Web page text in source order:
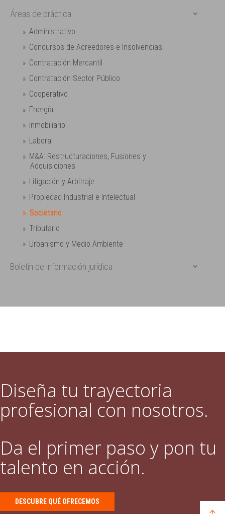
Áreas de práctica
Administrativo
Concursos de Acreedores e Insolvencias
Contratación Mercantil
Contratación Sector Público
Cooperativo
Energía
Inmobiliario
Laboral
M&A: Restructuraciones, Fusiones y
Adquisiciones
Litigación y Arbitraje
Propiedad Industrial e Intelectual
Societario
Tributario
Urbanismo y Medio Ambiente
Boletin de información jurídica
Diseña tu trayectoria
profesional con nosotros.
Da el primer paso y pon tu
talento en acción.
DESCUBRE QUÉ OFRECEMOS